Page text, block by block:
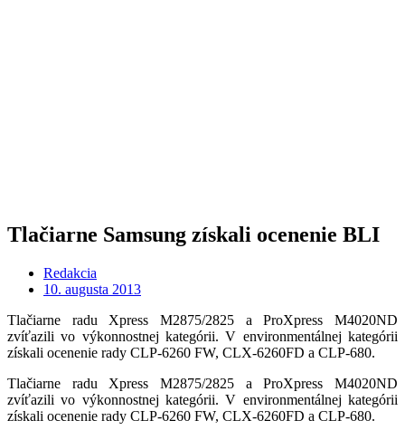
Tlačiarne Samsung získali ocenenie BLI
Redakcia
10. augusta 2013
Tlačiarne radu Xpress M2875/2825 a ProXpress M4020ND
zvíťazili vo výkonnostnej kategórii. V environmentálnej kategórii
získali ocenenie rady CLP-6260 FW, CLX-6260FD a CLP-680.
Tlačiarne radu Xpress M2875/2825 a ProXpress M4020ND
zvíťazili vo výkonnostnej kategórii. V environmentálnej kategórii
získali ocenenie rady CLP-6260 FW, CLX-6260FD a CLP-680.